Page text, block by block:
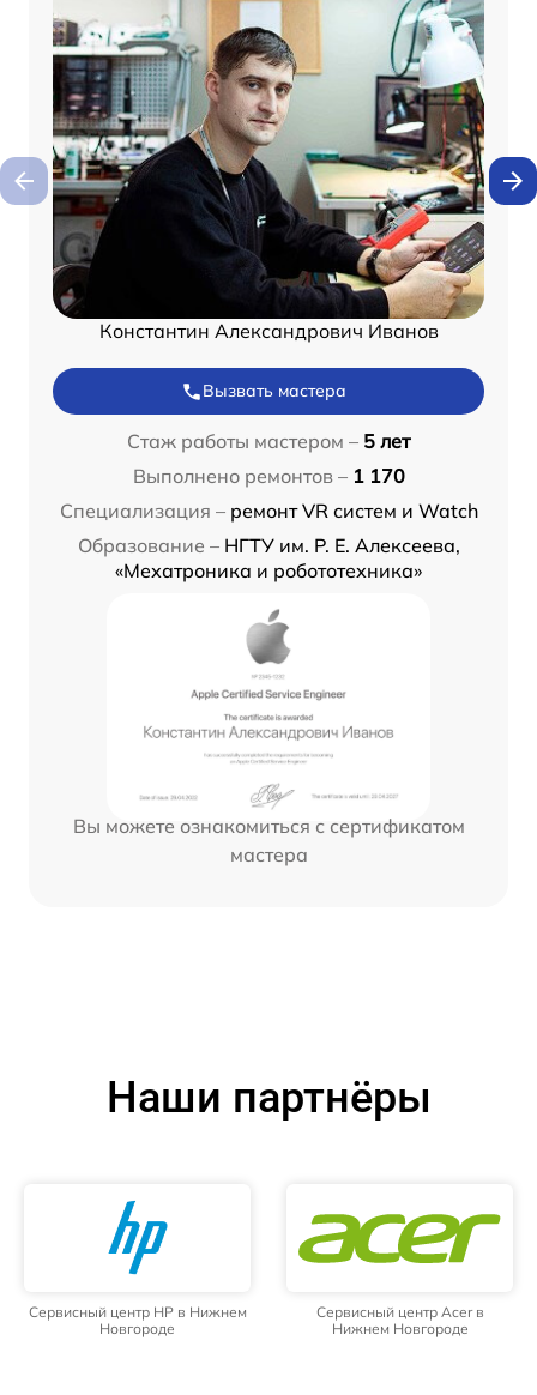
Константин Александрович Иванов
Вызвать мастера
Стаж работы мастером – 5 лет
Выполнено ремонтов – 1 170
Специализация – ремонт VR систем и Watch
Образование – НГТУ им. Р. Е. Алексеева,
«Мехатроника и робототехника»
Вы можете ознакомиться с сертификатом
мастера
Наши партнёры
Сервисный центр HP в Нижнем
Новгороде
Сервисный центр Acer в
Нижнем Новгороде